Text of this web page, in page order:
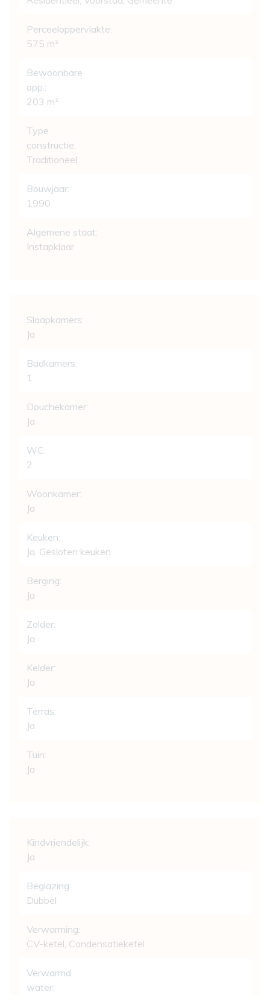
Perceeloppervlakte:
575 m²
Bewoonbare
opp.:
203 m²
Type
constructie:
Traditioneel
Bouwjaar:
1990
Algemene staat:
Instapklaar
Slaapkamers:
Ja
Badkamers:
1
Douchekamer:
Ja
WC:
2
Woonkamer:
Ja
Keuken:
Ja, Gesloten keuken
Berging:
Ja
Zolder:
Ja
Kelder:
Ja
Terras:
Ja
Tuin:
Ja
Kindvriendelijk:
Ja
Beglazing:
Dubbel
Verwarming:
CV-ketel, Condensatieketel
Verwarmd
water: